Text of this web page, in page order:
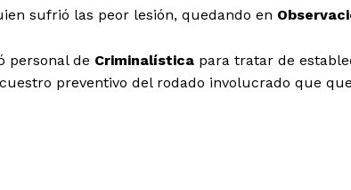
sufrió las peor lesión, quedando en
personal de Criminalística para tratar de
preventivo del rodado involucrado que